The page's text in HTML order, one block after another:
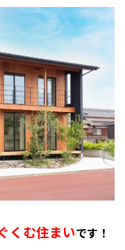
くむ住まいです！